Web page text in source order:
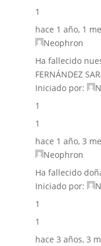
1
hace 1 año, 1
Neophron
Ha fallecido
FERNÁNDEZ
Iniciado por:
1
1
hace 1 año, 3
Neophron
Ha fallecido
Iniciado por:
1
1
hace 3 años, 3